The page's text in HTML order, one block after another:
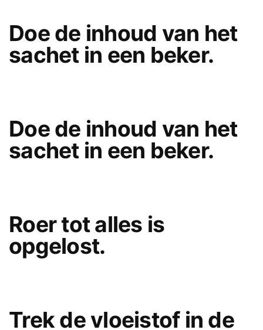
Doe de inhoud van het
sachet in een beker.
Doe de inhoud van het
sachet in een beker.
Roer tot alles is
opgelost.
Trek de vloeistof in de